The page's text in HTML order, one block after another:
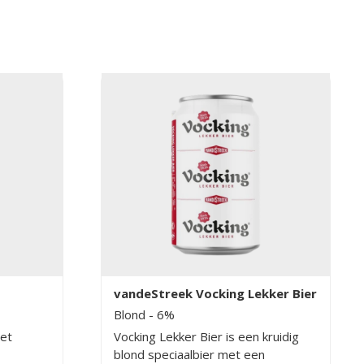
vandeStreek Vocking Lekker Bier
Blond - 6%
Vocking Lekker Bier is een kruidig
blond speciaalbier met een